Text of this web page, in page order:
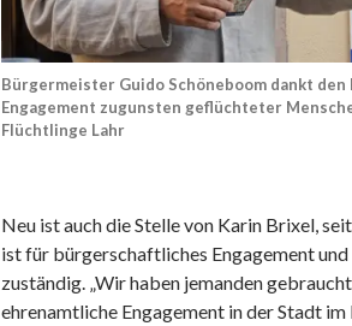
Bürgermeister Guido Schöneboom dankt
Engagement zugunsten geflüchteter
Flüchtlinge Lahr
Neu ist auch die Stelle von Karin Brixel,
ist für bürgerschaftliches Engagement
zuständig. „Wir haben jemanden
ehrenamtliche Engagement in der Stadt